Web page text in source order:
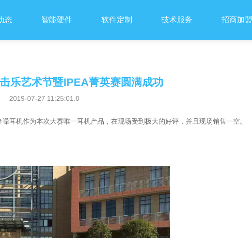
态 智能硬件 软件定制 技术服务 招商加盟
乐艺术节暨IPEA菁英赛圆满成功
2019-07-27 11:25:01.0
耳机作为本次大赛唯一耳机产品，在现场受到极大的好评，并且现场销售一空。